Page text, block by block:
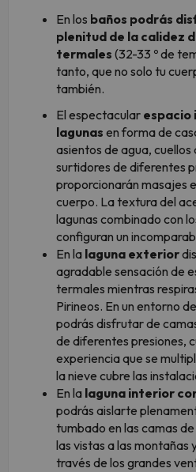
En los baños podrás
plenitud de la calidez
termales (32-33 º de
tanto, que no solo tu
también.
El espectacular espacio
lagunas en forma de
asientos de agua, cuellos
surtidores de diferentes
proporcionarán masajes
cuerpo. La textura del
lagunas combinado con
configuran un
En la laguna exterior
agradable sensación de
termales mientras
Pirineos. En un entorno
podrás disfrutar de
de diferentes presiones,
experiencia que se
la nieve cubre las
En la laguna interior
podrás aislarte
tumbado en las camas
las vistas a las montañas
través de los grandes